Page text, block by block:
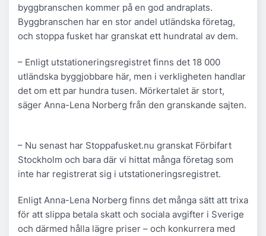
byggbranschen kommer på en god andraplats.
Byggbranschen har en stor andel utländska företag,
och stoppa fusket har granskat ett hundratal av dem.
– Enligt utstationeringsregistret finns det 18 000
utländska byggjobbare här, men i verkligheten handlar
det om ett par hundra tusen. Mörkertalet är stort,
säger Anna-Lena Norberg från den granskande sajten.
– Nu senast har Stoppafusket.nu granskat Förbifart
Stockholm och bara där vi hittat många företag som
inte har registrerat sig i utstationeringsregistret.
Enligt Anna-Lena Norberg finns det många sätt att trixa
för att slippa betala skatt och sociala avgifter i Sverige
och därmed hålla lägre priser – och konkurrera med